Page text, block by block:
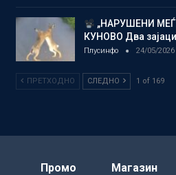
„НАРУШЕНИ
КУНОВО Два
Плусинфо 24/05/2026
ПРЕТХОДНО СЛЕДНО 1 of 169
Промо Магазин